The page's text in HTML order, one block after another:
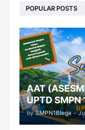
POPULAR POSTS
AAT
UPTD SMPN
by SMPN1Blega -